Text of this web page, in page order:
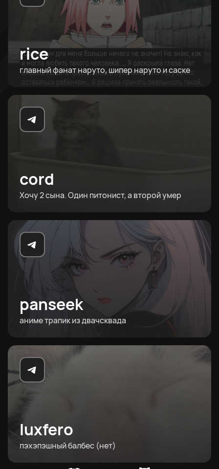
rice
главный фанат наруто, шипер наруто и саске
cord
Хочу 2 сына. Один питонист, а второй умер
panseek
аниме трапик из двачсквада
luxfero
пэхэпэшный балбес (нет)